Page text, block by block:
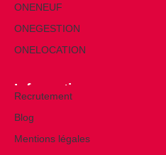
ONENEUF
ONEGESTION
ONELOCATION
Informations
Recrutement
Blog
Mentions légales